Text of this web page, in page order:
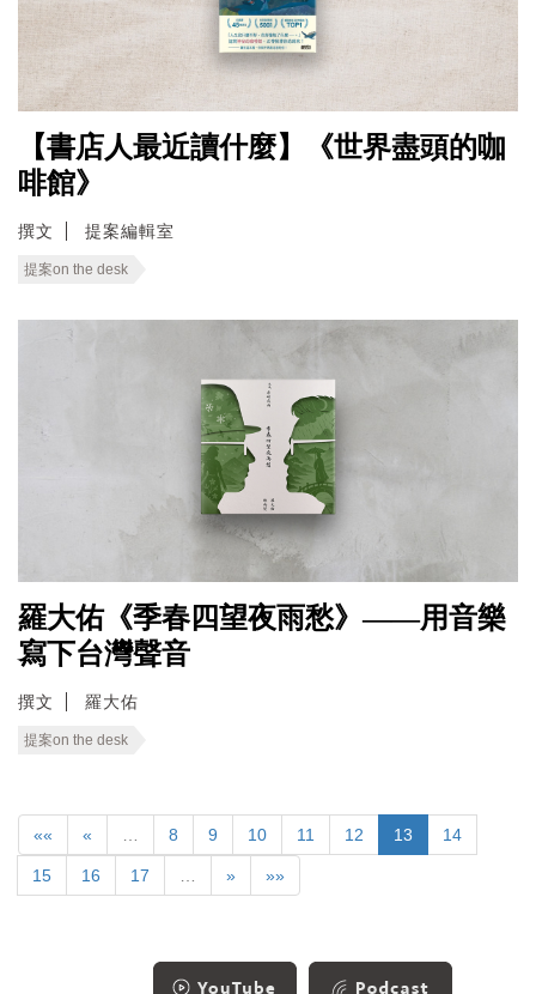
【書店人最近讀什麼】《世界盡頭的咖
啡館》
撰文 提案編輯室
提案on the desk
羅大佑《季春四望夜雨愁》——用音樂
寫下台灣聲音
撰文 羅大佑
提案on the desk
«« « 8 9 10 11 12 13 14
15 16 17 » »»